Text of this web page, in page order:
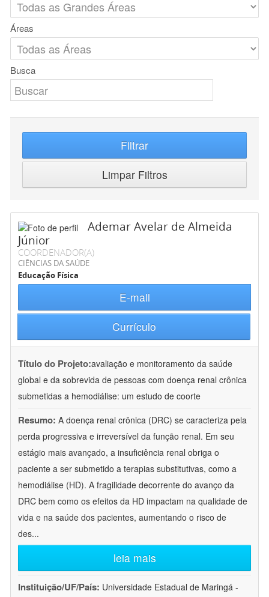
Áreas
Busca
Filtrar
Limpar Filtros
Ademar Avelar de Almeida
Júnior
COORDENADOR(A)
CIÊNCIAS DA SAÚDE
Educação Física
E-mail
Currículo
Título do Projeto:avaliação e monitoramento da saúde
global e da sobrevida de pessoas com doença renal crônica
submetidas a hemodiálise: um estudo de coorte
Resumo: A doença renal crônica (DRC) se caracteriza pela
perda progressiva e irreversível da função renal. Em seu
estágio mais avançado, a insuficiência renal obriga o
paciente a ser submetido a terapias substitutivas, como a
hemodiálise (HD). A fragilidade decorrente do avanço da
DRC bem como os efeitos da HD impactam na qualidade de
vida e na saúde dos pacientes, aumentando o risco de
des...
leia mais
Instituição/UF/País: Universidade Estadual de Maringá -